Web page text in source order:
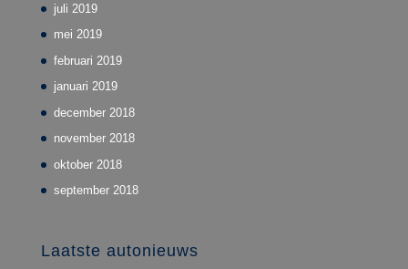
juli 2019
mei 2019
februari 2019
januari 2019
december 2018
november 2018
oktober 2018
september 2018
Laatste autonieuws